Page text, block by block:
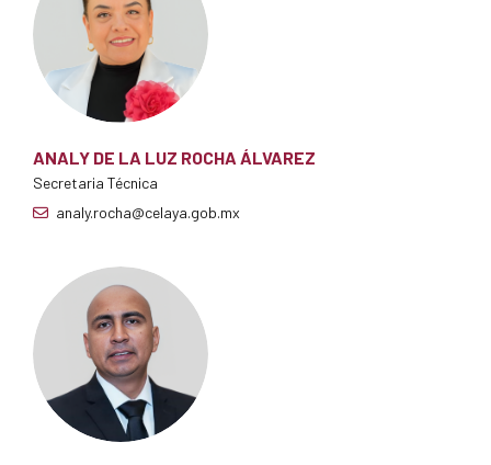
ANALY DE LA LUZ ROCHA ÁLVAREZ
Secretaria Técnica
analy.rocha@celaya.gob.mx